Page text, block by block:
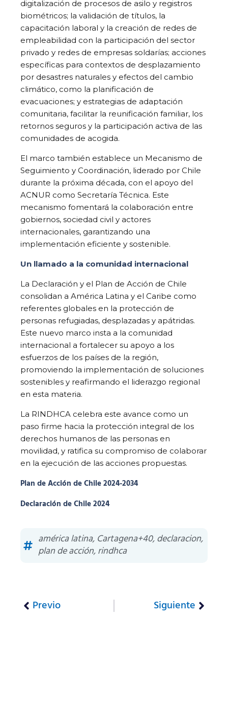
digitalización de procesos de asilo y registros
biométricos; la validación de títulos, la
capacitación laboral y la creación de redes de
empleabilidad con la participación del sector
privado y redes de empresas soldarías; acciones
específicas para contextos de desplazamiento
por desastres naturales y efectos del cambio
climático, como la planificación de
evacuaciones; y estrategias de adaptación
comunitaria, facilitar la reunificación familiar, los
retornos seguros y la participación activa de las
comunidades de acogida.
El marco también establece un Mecanismo de
Seguimiento y Coordinación, liderado por Chile
durante la próxima década, con el apoyo del
ACNUR como Secretaría Técnica. Este
mecanismo fomentará la colaboración entre
gobiernos, sociedad civil y actores
internacionales, garantizando una
implementación eficiente y sostenible.
Un llamado a la comunidad internacional
La Declaración y el Plan de Acción de Chile
consolidan a América Latina y el Caribe como
referentes globales en la protección de
personas refugiadas, desplazadas y apátridas.
Este nuevo marco insta a la comunidad
internacional a fortalecer su apoyo a los
esfuerzos de los países de la región,
promoviendo la implementación de soluciones
sostenibles y reafirmando el liderazgo regional
en esta materia.
La RINDHCA celebra este avance como un
paso firme hacia la protección integral de los
derechos humanos de las personas en
movilidad, y ratifica su compromiso de colaborar
en la ejecución de las acciones propuestas.
Plan de Acción de Chile 2024-2034
Declaración de Chile 2024
américa latina, Cartagena+40,declaracion,
plan de acción,rindhca
Previo Siguiente